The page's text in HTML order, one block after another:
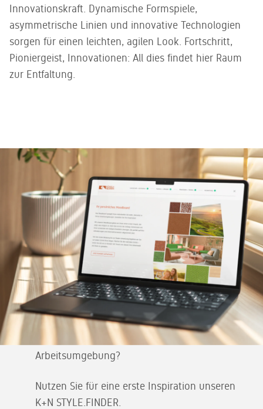
Innovationskraft. Dynamische Formspiele,
asymmetrische Linien und innovative Technologien
sorgen für einen leichten, agilen Look. Fortschritt,
Pioniergeist, Innovationen: All dies findet hier Raum
zur Entfaltung.
In welcher Stilwelt
möchten Sie gerne
arbeiten?
Farben und Materialien beeinflussen unser
Wohlbefinden: Blautöne fördern die
Konzentration, Rottöne die Kommunikation,
Pastelltöne geben Leichtigkeit. Welche
Kombinationen favorisieren Sie für Ihre
Arbeitsumgebung?
Nutzen Sie für eine erste Inspiration unseren
K+N STYLE.FINDER.